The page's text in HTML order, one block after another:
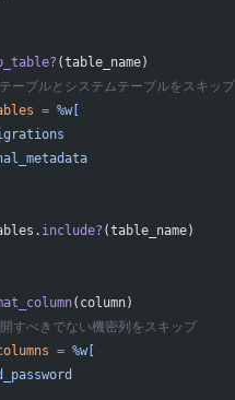
(table_name)
ブルとシステムテーブルをスキップ
= %w[
include? (table_name)
(column)
すべきでない機密列をスキップ
= %w[